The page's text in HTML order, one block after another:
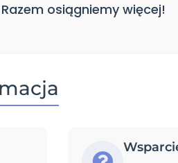
osiągniemy więcej!